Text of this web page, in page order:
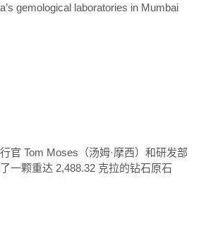
gemological laboratories in Mumbai
官 Tom Moses（汤姆·摩西）和研发部
一颗重达 2,488.32 克拉的钻石原石